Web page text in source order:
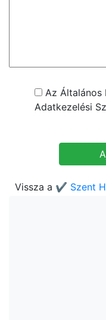
Az Általános
Adatkezelési
Vissza a ✔️ Szent